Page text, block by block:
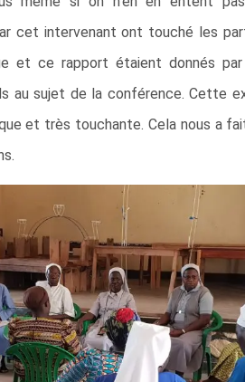
cet intervenant ont touché les
et ce rapport étaient donnés
au sujet de la conférence. Cette
et très touchante. Cela nous a